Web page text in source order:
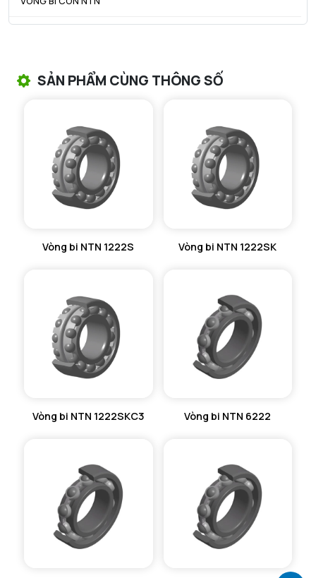
VÒNG BI KIM NTN
VÒNG BI CHẶN TRỤC NTN
VÒNG BI LĂN TRỤ ĐẨY NTN
GỐI ĐỠ 2 NỬA NTN
MÁY GIA NHIỆT NTN
SẢN PHẨM CÙNG THÔNG SỐ
Vòng bi NTN 1222S Vòng bi NTN 1222SK
Vòng bi NTN 1222SKC3 Vòng bi NTN 6222